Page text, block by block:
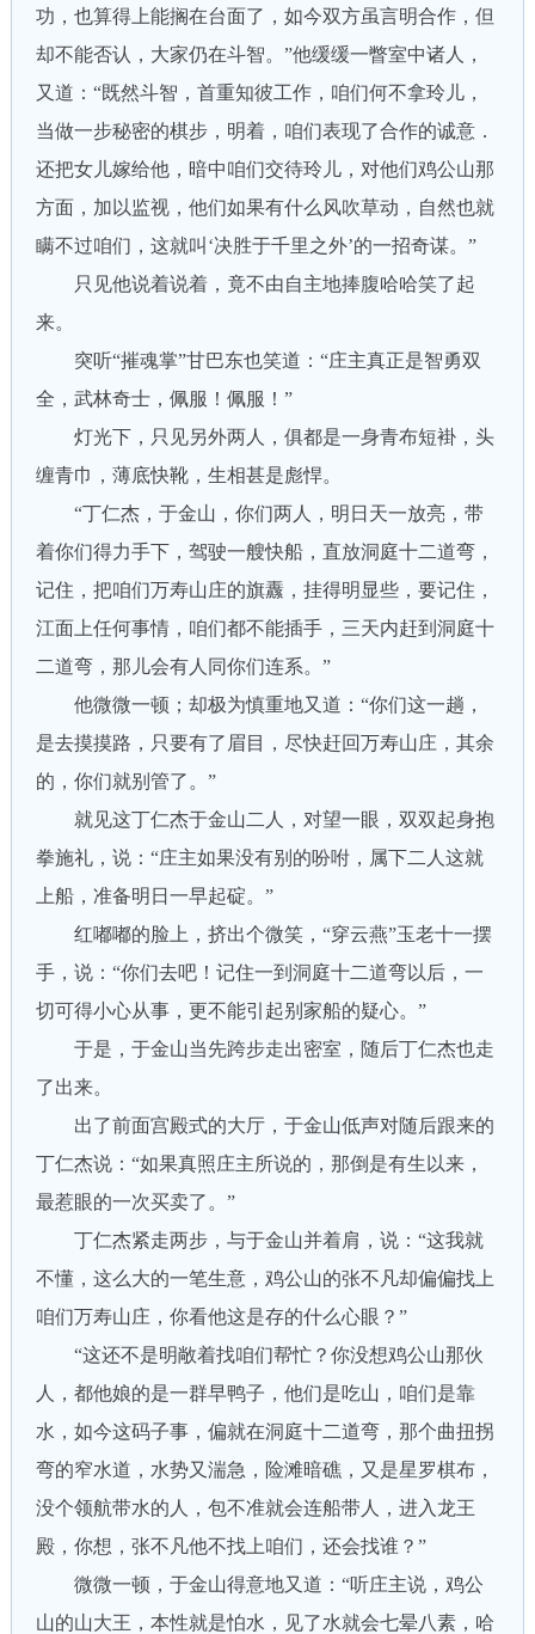
功，也算得上能搁在台面了，如今双方虽言明合作，但
却不能否认，大家仍在斗智。”他缓缓一瞥室中诸人，
又道：“既然斗智，首重知彼工作，咱们何不拿玲儿，
当做一步秘密的棋步，明着，咱们表现了合作的诚意．
还把女儿嫁给他，暗中咱们交待玲儿，对他们鸡公山那
方面，加以监视，他们如果有什么风吹草动，自然也就
瞒不过咱们，这就叫‘决胜于千里之外’的一招奇谋。”
只见他说着说着，竟不由自主地捧腹哈哈笑了起
来。
突听“摧魂掌”甘巴东也笑道：“庄主真正是智勇双
全，武林奇士，佩服！佩服！”
灯光下，只见另外两人，俱都是一身青布短褂，头
缠青巾，薄底快靴，生相甚是彪悍。
“丁仁杰，于金山，你们两人，明日天一放亮，带
着你们得力手下，驾驶一艘快船，直放洞庭十二道弯，
记住，把咱们万寿山庄的旗纛，挂得明显些，要记住，
江面上任何事情，咱们都不能插手，三天内赶到洞庭十
二道弯，那儿会有人同你们连系。”
他微微一顿；却极为慎重地又道：“你们这一趟，
是去摸摸路，只要有了眉目，尽快赶回万寿山庄，其余
的，你们就别管了。”
就见这丁仁杰于金山二人，对望一眼，双双起身抱
拳施礼，说：“庄主如果没有别的吩咐，属下二人这就
上船，准备明日一早起碇。”
红嘟嘟的脸上，挤出个微笑，“穿云燕”玉老十一摆
手，说：“你们去吧！记住一到洞庭十二道弯以后，一
切可得小心从事，更不能引起别家船的疑心。”
于是，于金山当先跨步走出密室，随后丁仁杰也走
了出来。
出了前面宫殿式的大厅，于金山低声对随后跟来的
丁仁杰说：“如果真照庄主所说的，那倒是有生以来，
最惹眼的一次买卖了。”
丁仁杰紧走两步，与于金山并着肩，说：“这我就
不懂，这么大的一笔生意，鸡公山的张不凡却偏偏找上
咱们万寿山庄，你看他这是存的什么心眼？”
“这还不是明敞着找咱们帮忙？你没想鸡公山那伙
人，都他娘的是一群早鸭子，他们是吃山，咱们是靠
水，如今这码子事，偏就在洞庭十二道弯，那个曲扭拐
弯的窄水道，水势又湍急，险滩暗礁，又是星罗棋布，
没个领航带水的人，包不准就会连船带人，进入龙王
殿，你想，张不凡他不找上咱们，还会找谁？”
微微一顿，于金山得意地又道：“听庄主说，鸡公
山的山大王，本性就是怕水，见了水就会七晕八素，哈